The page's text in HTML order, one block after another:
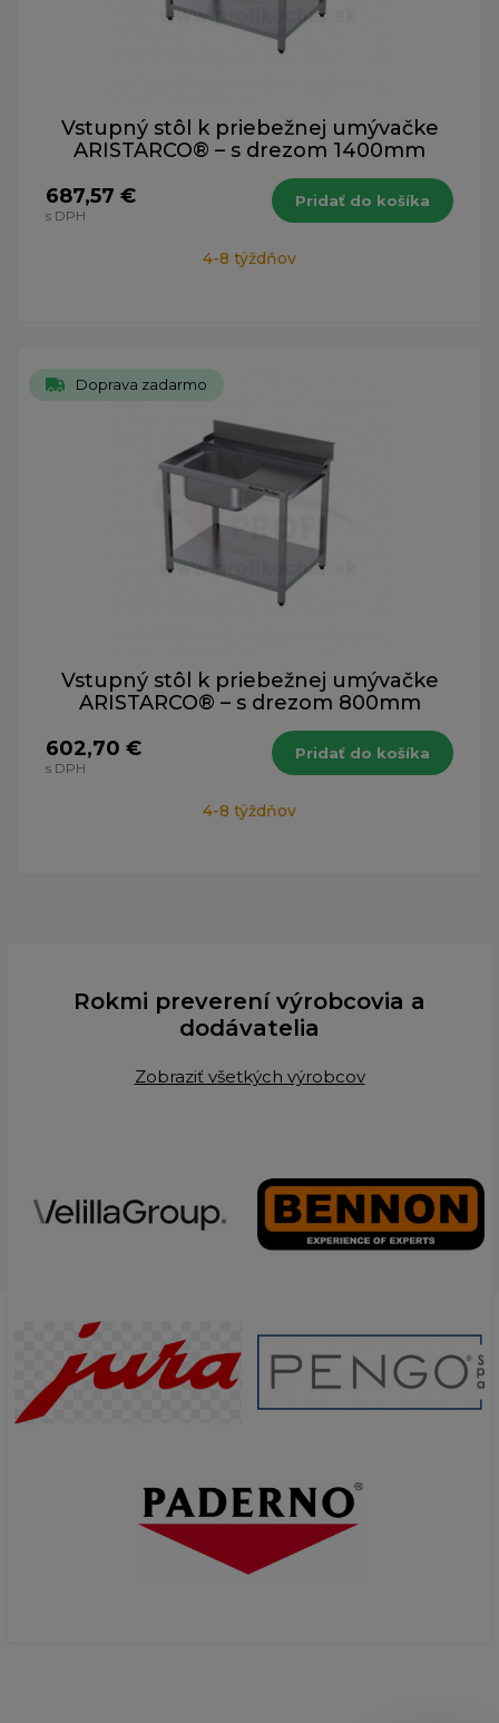
Vstupný stôl k priebežnej umývačke
ARISTARCO® – s drezom 1400mm
687,57 €
s DPH
Pridať do košíka
4-8 týždňov
Doprava zadarmo
Vstupný stôl k priebežnej umývačke
ARISTARCO® – s drezom 800mm
602,70 €
s DPH
Pridať do košíka
4-8 týždňov
Rokmi preverení výrobcovia a
dodávatelia
Zobraziť všetkých výrobcov